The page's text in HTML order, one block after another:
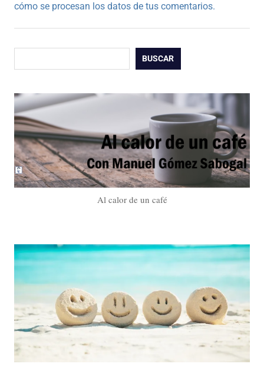
cómo se procesan los datos de tus comentarios.
BUSCAR
Al calor de un café